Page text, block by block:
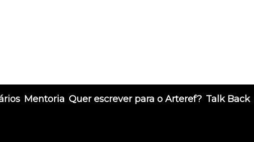
Mentoria Quer escrever para o Arteref? Talk Back